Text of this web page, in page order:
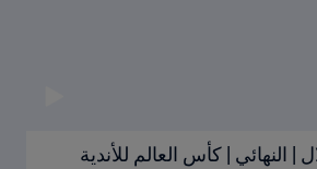
| النهائي | كأس العالم للأندية